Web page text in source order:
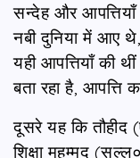
सन्देह और
नबी दुनिया में आए
यही आपत्तियाँ की
बता रहा है, आपत्ति
दूसरे यह कि
शिक्षा मुहम्मद